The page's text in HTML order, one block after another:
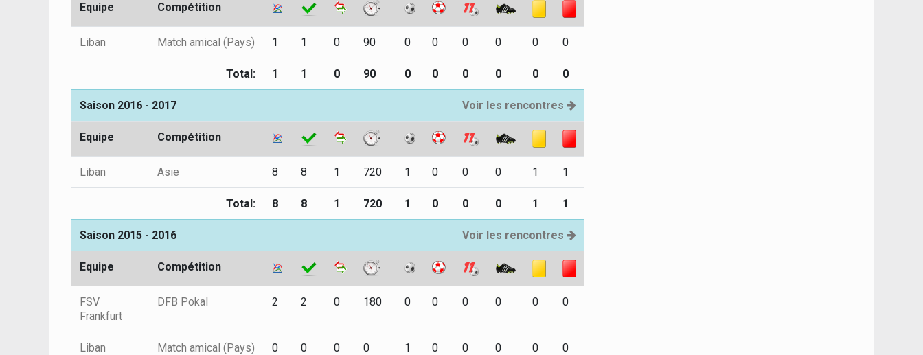
Equipe Compétition
Liban Match amical (Pays) 1 1 0 90 0 0 0 0 0 0
Total: 1 1 0 90 0 0 0 0 0 0
Saison 2016 - 2017 Voir les rencontres
Equipe Compétition
Liban Asie 8 8 1 720 1 0 0 0 1 1
Total: 8 8 1 720 1 0 0 0 1 1
Saison 2015 - 2016 Voir les rencontres
Equipe Compétition
FSV
Frankfurt
DFB Pokal 2 2 0 180 0 0 0 0 0 0
Liban Match amical (Pays) 0 0 0 0 1 0 0 0 0 0